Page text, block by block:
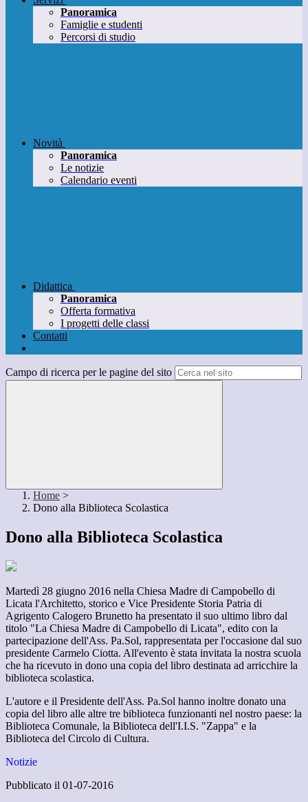
Panoramica
Famiglie e studenti
Percorsi di studio
Novità
Panoramica
Le notizie
Calendario eventi
Didattica
Panoramica
Offerta formativa
I progetti delle classi
Contatti
Campo di ricerca per le pagine del sito
Home >
Dono alla Biblioteca Scolastica
Dono alla Biblioteca Scolastica
Martedì 28 giugno 2016 nella Chiesa Madre di Campobello di
Licata l'Architetto, storico e Vice Presidente Storia Patria di
Agrigento Calogero Brunetto ha presentato il suo ultimo libro dal
titolo "La Chiesa Madre di Campobello di Licata", edito con la
partecipazione dell'Ass. Pa.Sol, rappresentata per l'occasione dal suo
presidente Carmelo Ciotta. All'evento è stata invitata la nostra scuola
che ha ricevuto in dono una copia del libro destinata ad arricchire la
biblioteca scolastica.
L'autore e il Presidente dell'Ass. Pa.Sol hanno inoltre donato una
copia del libro alle altre tre biblioteca funzionanti nel nostro paese: la
Biblioteca Comunale, la Biblioteca dell'I.I.S. "Zappa" e la
Biblioteca del Circolo di Cultura.
Notizie
Pubblicato il 01-07-2016